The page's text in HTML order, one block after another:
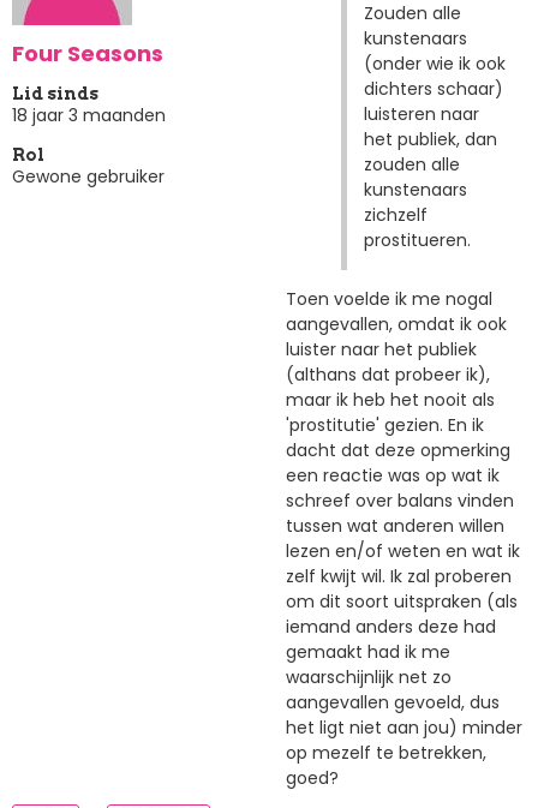
Four Seasons
Lid sinds
18 jaar 3 maanden
Rol
Gewone gebruiker
Zouden alle
kunstenaars
(onder wie ik ook
dichters schaar)
luisteren naar
het publiek, dan
zouden alle
kunstenaars
zichzelf
prostitueren.
Toen voelde ik me nogal
aangevallen, omdat ik ook
luister naar het publiek
(althans dat probeer ik),
maar ik heb het nooit als
'prostitutie' gezien. En ik
dacht dat deze opmerking
een reactie was op wat ik
schreef over balans vinden
tussen wat anderen willen
lezen en/of weten en wat ik
zelf kwijt wil. Ik zal proberen
om dit soort uitspraken (als
iemand anders deze had
gemaakt had ik me
waarschijnlijk net zo
aangevallen gevoeld, dus
het ligt niet aan jou) minder
op mezelf te betrekken,
goed?